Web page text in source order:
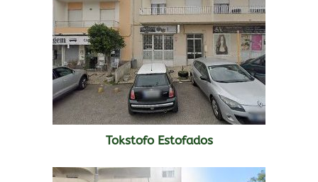
Tokstofo Estofados